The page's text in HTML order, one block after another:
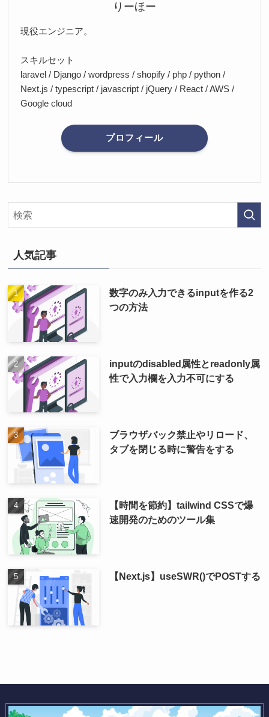
りーほー
現役エンジニア。
スキルセット
laravel / Django / wordpress / shopify / php / python /
Next.js / typescript / javascript / jQuery / React / AWS /
Google cloud
プロフィール
人気記事
数字のみ入力できるinputを作る2
つの方法
inputのdisabled属性とreadonly属
性で入力欄を入力不可にする
ブラウザバック禁止やリロード、
タブを閉じる時に警告をする
【時間を節約】tailwind CSSで爆
速開発のためのツール集
【Next.js】useSWR()でPOSTする